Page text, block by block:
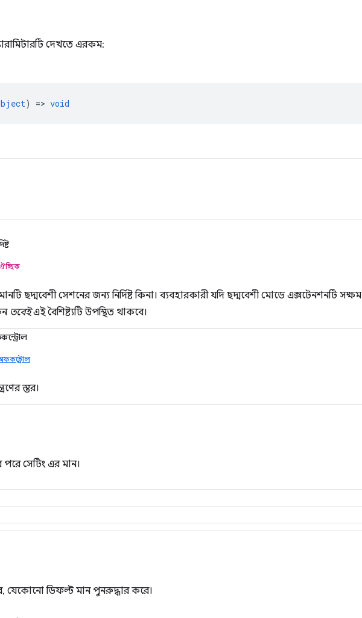
দেখতে এরকম:
) => void
ছদ্মবেশী সেশনের জন্য নির্দিষ্ট কিনা। ব্যবহারকারী যদি ছদ্মবেশী মোডে এক্সটেনশনটি সক্ষম
তবেইএই বৈশিষ্ট্যটি উপস্থিত থাকবে।
স্তর।
পরে সেটিং এর মান।
যেকোনো ডিফল্ট মান পুনরুদ্ধার করে।